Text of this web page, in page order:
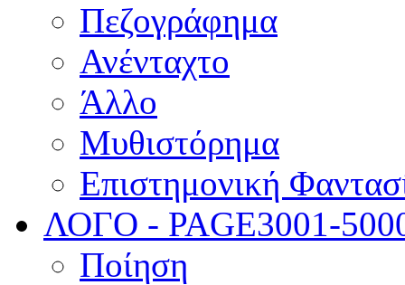
Πεζογράφημα
Ανένταχτο
Άλλο
Μυθιστόρημα
Επιστημονική
ΛΟΓΟ - PAGE3001-
Ποίηση